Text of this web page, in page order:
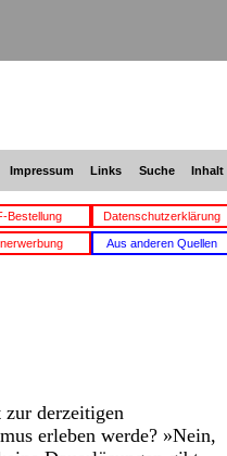
Impressum Links Suche Inhalt
Bestellung Datenschutzerklärung
Aus anderen Quellen
derzeitigen
erleben werde? »Nein,